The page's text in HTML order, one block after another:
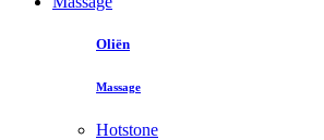
Oliën
Massage
Hotstone